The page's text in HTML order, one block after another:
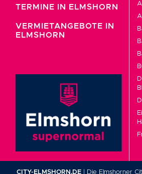
TERMINE IN ELMSHORN
VERMIETANGEBOTE IN
ELMSHORN
CITY-ELMSHORN.DE | Die Elmshorner